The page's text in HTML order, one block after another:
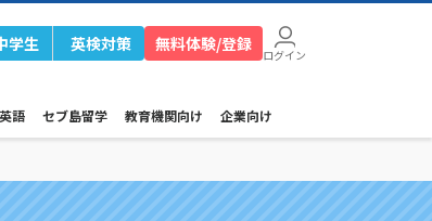
学生 英検対策 無料体験/登録
ログイン
語 セブ島留学 教育機関向け 企業向け